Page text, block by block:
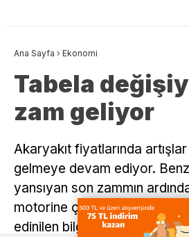
Ana Sayfa › Ekonomi
Tabela
zam geliyor
Akaryakıt fiyatlarında
gelmeye devam ediyor.
yansıyan son zammın
motorine çevrildi. Sektör
edinilen bilgilere göre,